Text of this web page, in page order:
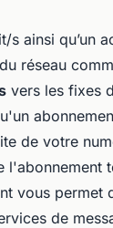
s ainsi qu’un
réseau
vers les fixes
de votre
vous permet
de